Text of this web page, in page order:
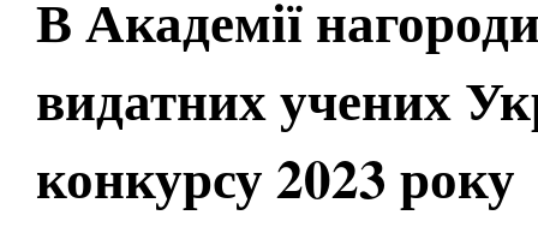
В Академії
видатних учених
конкурсу 2023 року